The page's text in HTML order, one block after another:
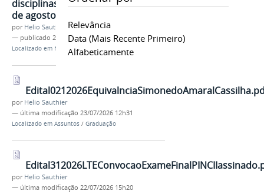
Relevância
Data (mais Recente Primeiro)
Alfabeticamente
disciplinas em dependência até 8
de agosto de 2026
por Helio Sauthier
— publicado 23/07/2026
Localizado em Noticias Periodo Eleitoral
por Helio Sauthier
— última modificação 23/07/2026 12h31
Localizado em Assuntos / Graduação
por Helio Sauthier
— última modificação 22/07/2026 15h20